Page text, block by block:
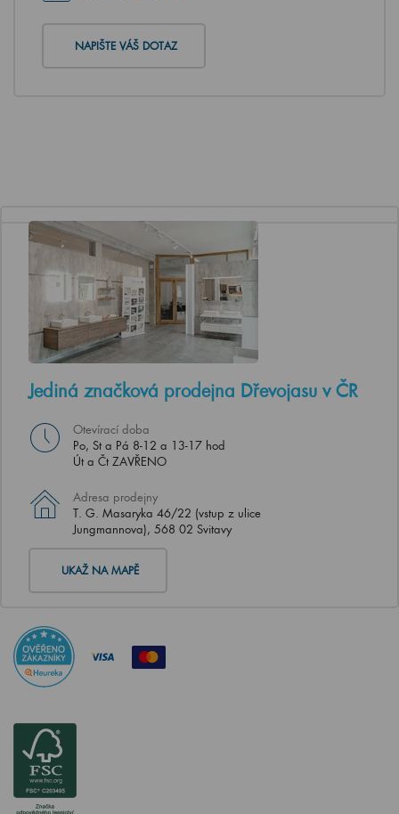
NAPIŠTE VÁŠ DOTAZ
Jediná značková prodejna Dřevojasu v ČR
Otevírací doba
Po, St a Pá 8-12 a 13-17 hod
Út a Čt ZAVŘENO
Adresa prodejny
T. G. Masaryka 46/22 (vstup z ulice
Jungmannova), 568 02 Svitavy
UKAŽ NA MAPĚ